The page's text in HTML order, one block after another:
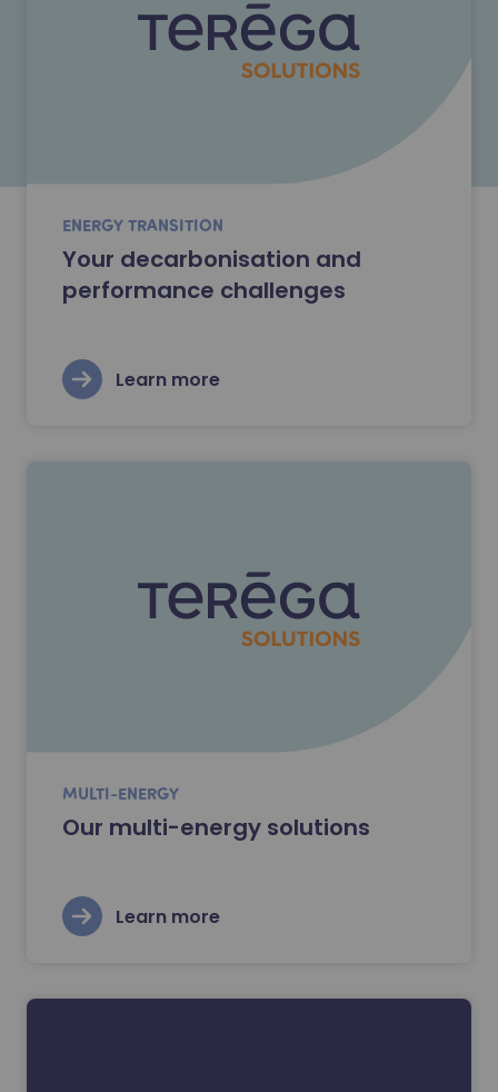
ENERGY TRANSITION
Your decarbonisation and
performance challenges
Learn more
MULTI-ENERGY
Our multi-energy solutions
Learn more